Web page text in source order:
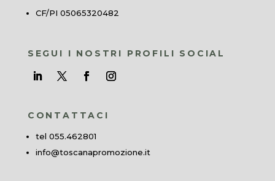
CF/PI 05065320482
SEGUI I NOSTRI PROFILI SOCIAL
CONTATTACI
tel 055.462801
info@toscanapromozione.it